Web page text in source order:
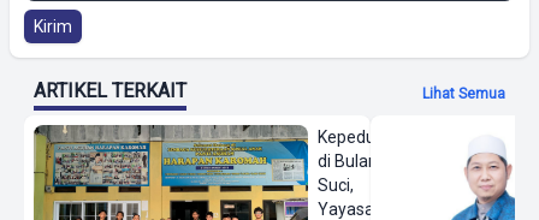
Kirim
ARTIKEL TERKAIT Lihat Semua
Kepedulian
di Bulan
Suci,
Yayasan